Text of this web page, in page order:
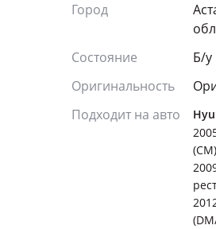
Город
Состояние
Б/y
Оригинальность
Подходит на авто
(CM)